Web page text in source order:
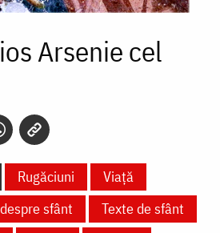
Arsenie cel
Rugăciuni
Viață
sfânt
Texte de sfânt